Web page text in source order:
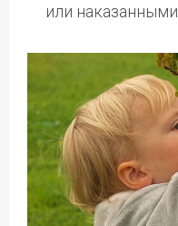
или наказанными.